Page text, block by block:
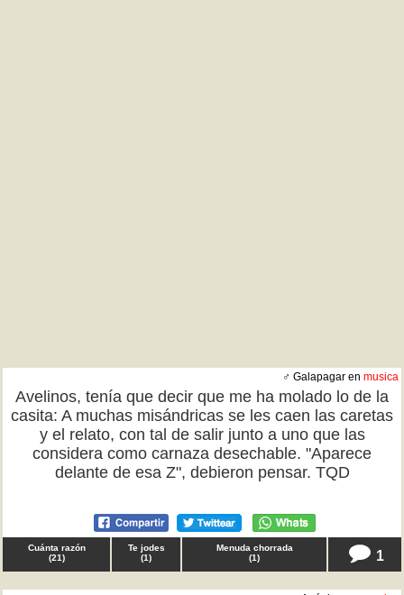
♂ Galapagar en musica
Avelinos, tenía que decir que me ha molado lo de la
casita: A muchas misándricas se les caen las caretas
y el relato, con tal de salir junto a uno que las
considera como carnaza desechable. "Aparece
delante de esa Z", debieron pensar. TQD
Cuánta razón
(21)
Te jodes
(1)
Menuda chorrada
(1) 1